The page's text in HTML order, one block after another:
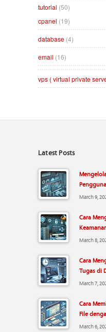
tutorial (50)
cpanel (19)
database (4)
email (16)
vps ( virtual private
Latest Posts
March 9,
Cara
March 8,
Cara
Tugas di
March 7,
Cara
File
March 6,